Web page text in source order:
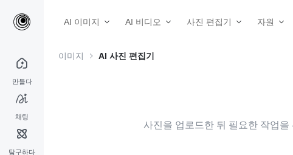
AI 이미지 AI 비디오 사진 편집기 자원
만들다
채팅
탐구하다
이미지 AI 사진 편집기
사진을 업로드한 뒤 필요한 작업